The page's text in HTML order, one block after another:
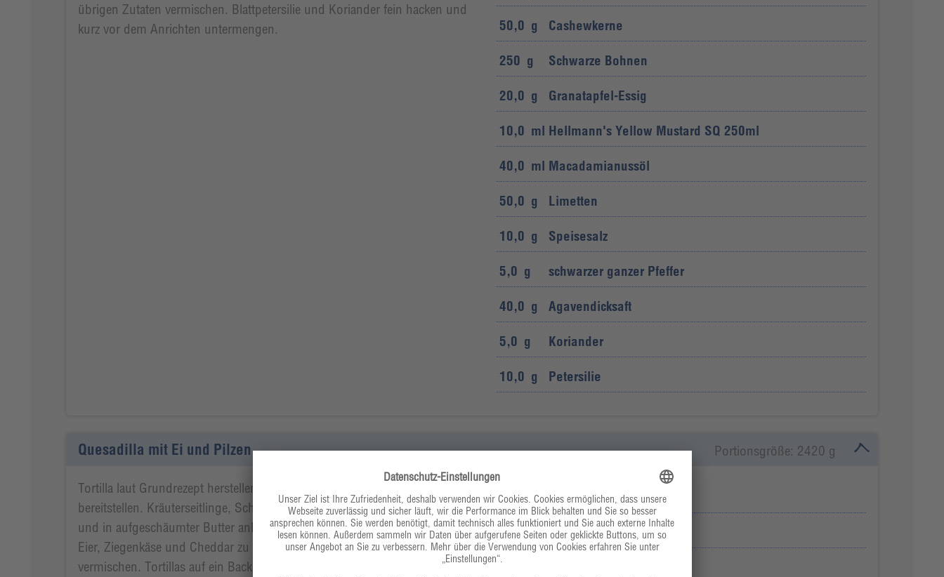
50,0 g Cashewkerne
250 g Schwarze Bohnen
20,0 g Granatapfel-Essig
10,0 ml Hellmann's Yellow Mustard SQ 250ml
40,0 ml Macadamianussöl
50,0 g Limetten
10,0 g Speisesalz
5,0 g schwarzer ganzer Pfeffer
40,0 g Agavendicksaft
5,0 g Koriander
10,0 g Petersilie
übrigen Zutaten vermischen. Blattpetersilie und Koriander fein hacken und
kurz vor dem Anrichten untermengen.
Quesadilla mit Ei und Pilzen Portionsgröße: 2420 g
900 g Maistortilla
400 g Kräuterseitlinge
150
Tortilla laut Grundrezept herstellen und mit einem Tuch abgedeckt
bereitstellen. Kräuterseitlinge, Schalotten und Knoblauch fein schneiden
und in aufgeschäumter Butter anbraten. Sahne dazugeben und einkochen.
Eier, Ziegenkäse und Cheddar zu den eingekochten Pilzen geben und
vermischen. Tortillas auf ein Backblech setzen, eine Hälfte mit der